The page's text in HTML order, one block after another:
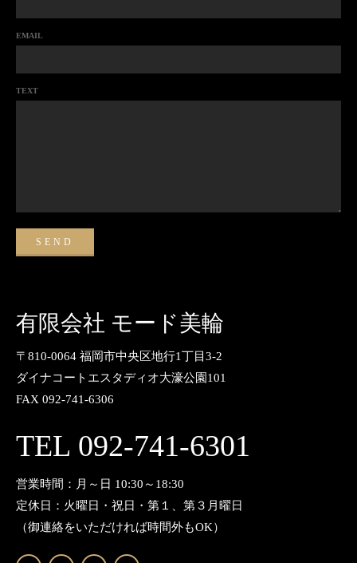
EMAIL
TEXT
有限会社 モード美輪
〒810-0064 福岡市中央区地行1丁目3-2
ダイナコートエスタディオ大濠公園101
FAX 092-741-6306
TEL 092-741-6301
営業時間：月～日 10:30～18:30
定休日：火曜日・祝日・第１、第３月曜日
（御連絡をいただければ時間外もOK）